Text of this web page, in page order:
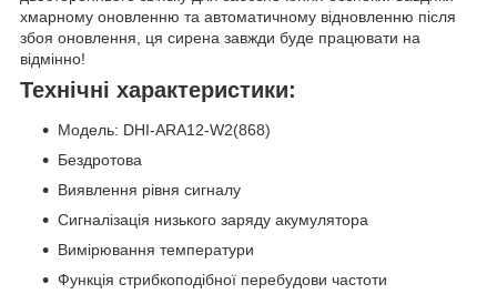
хмарному оновленню та автоматичному відновленню після
збоя оновлення, ця сирена завжди буде працювати на
відмінно!
Технічні характеристики:
Модель: DHI-ARA12-W2(868)
Бездротова
Виявлення рівня сигналу
Сигналізація низького заряду акумулятора
Вимірювання температури
Функція стрибкоподібної перебудови частоти